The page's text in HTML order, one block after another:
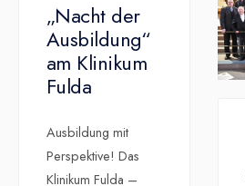
„Nacht der
Ausbildung“
am Klinikum
Fulda
Ausbildung mit
Perspektive! Das
Klinikum Fulda –